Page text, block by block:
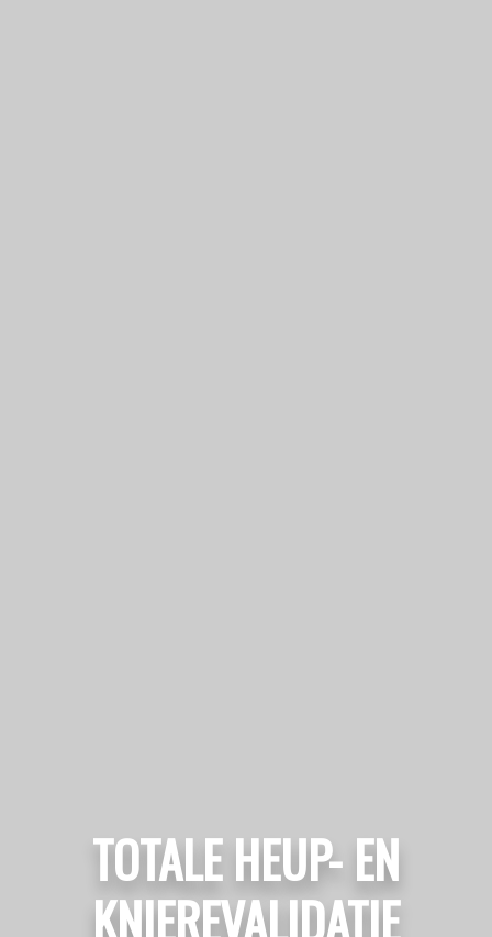
TOTALE HEUP- EN
KNIEREVALIDATIE